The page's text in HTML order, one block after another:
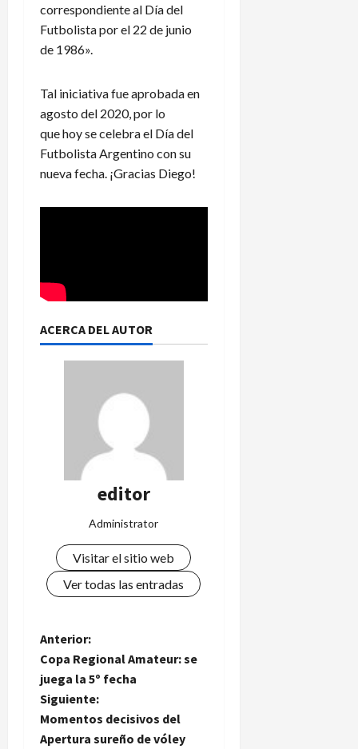
correspondiente al Día del
Futbolista por el 22 de junio
de 1986».
Tal iniciativa fue aprobada en
agosto del 2020, por lo
que hoy se celebra el Día del
Futbolista Argentino con su
nueva fecha. ¡Gracias Diego!
ACERCA DEL AUTOR
editor
Administrator
Visitar el sitio web
Ver todas las entradas
N
a
v
Anterior:
Copa Regional Amateur: se
juega la 5º fecha
Siguiente:
Momentos decisivos del
Apertura sureño de vóley